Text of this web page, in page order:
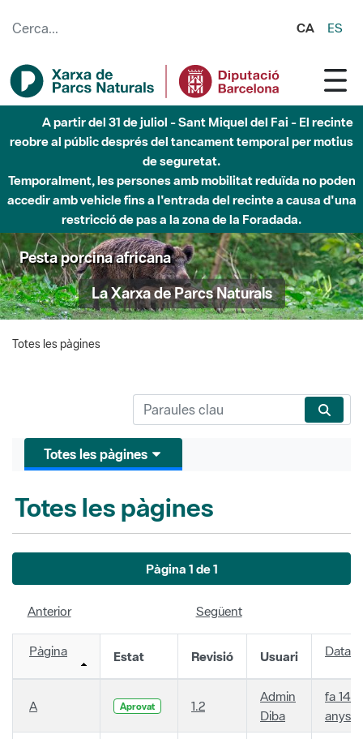
CA ES
A partir del 31 de juliol - Sant Miquel del Fai - El recinte
reobre al públic després del tancament temporal per motius
de seguretat.
Temporalment, les persones amb mobilitat reduïda no poden
accedir amb vehicle fins a l'entrada del recinte a causa d'una
restricció de pas a la zona de la Foradada.
Pesta porcina africana
La Xarxa de Parcs Naturals
Totes les pàgines
Totes les pàgines
Totes les pàgines
Pàgina 1 de 1
Anterior Següent
Pàgina Estat Revisió Usuari Data
A Aprovat 1.2
Admin
Diba
fa 14
anys